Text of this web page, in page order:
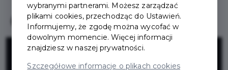
Biuro Wystaw
wybranymi partnerami. Możesz zarządzać
plikami cookies, przechodząc do Ustawień.
Informujemy, że zgodę można wycofać w
dowolnym momencie. Więcej informacji
znajdziesz w naszej prywatności.
Szczegółowe informacje o plikach cookies